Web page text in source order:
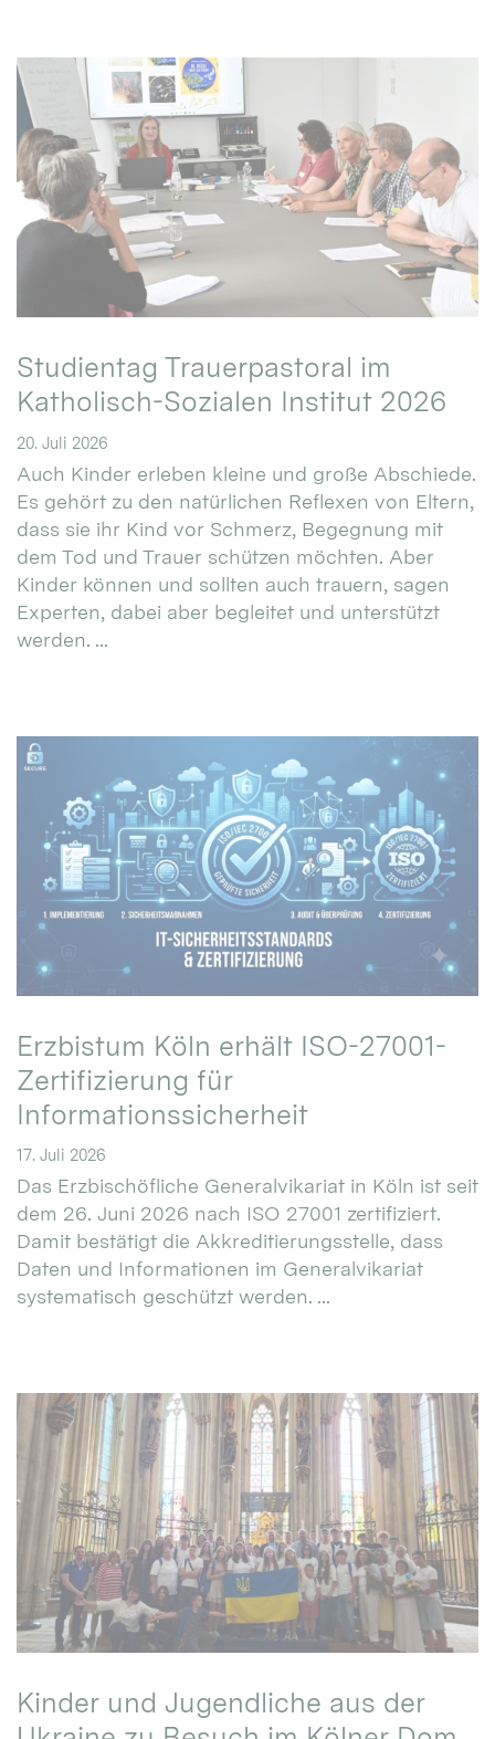
Studientag Trauerpastoral im
Katholisch-Sozialen Institut 2026
20. Juli 2026
Auch Kinder erleben kleine und große Abschiede.
Es gehört zu den natürlichen Reflexen von Eltern,
dass sie ihr Kind vor Schmerz, Begegnung mit
dem Tod und Trauer schützen möchten. Aber
Kinder können und sollten auch trauern, sagen
Experten, dabei aber begleitet und unterstützt
werden. ...
Erzbistum Köln erhält ISO-27001-
Zertifizierung für
Informationssicherheit
17. Juli 2026
Das Erzbischöfliche Generalvikariat in Köln ist seit
dem 26. Juni 2026 nach ISO 27001 zertifiziert.
Damit bestätigt die Akkreditierungsstelle, dass
Daten und Informationen im Generalvikariat
systematisch geschützt werden. ...
Kinder und Jugendliche aus der